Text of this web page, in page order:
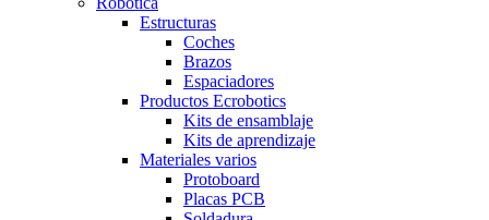
Estructuras
Coches
Brazos
Espaciadores
Productos Ecrobotics
Kits de ensamblaje
Kits de aprendizaje
Materiales varios
Protoboard
Placas PCB